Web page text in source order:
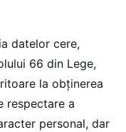
datelor cere,
66 din Lege,
la obținerea
respectare a
personal, dar